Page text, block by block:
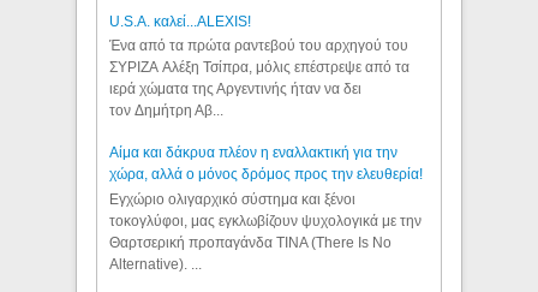
U.S.A. καλεί...ALEXIS!
Ένα από τα πρώτα ραντεβού του αρχηγού του
ΣΥΡΙΖΑ Αλέξη Τσίπρα, μόλις επέστρεψε από τα
ιερά χώματα της Αργεντινής ήταν να δει
τον Δημήτρη Αβ...
Αίμα και δάκρυα πλέον η εναλλακτική για την
χώρα, αλλά ο μόνος δρόμος προς την ελευθερία!
Εγχώριο ολιγαρχικό σύστημα και ξένοι
τοκογλύφοι, μας εγκλωβίζουν ψυχολογικά με την
Θαρτσερική προπαγάνδα TINA (There Is No
Alternative). ...